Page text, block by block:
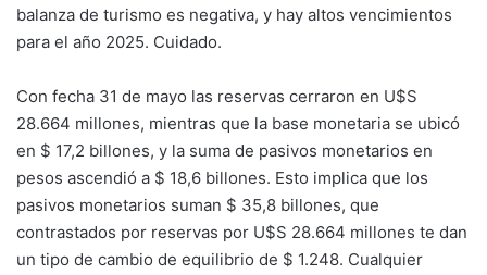
balanza de turismo es negativa, y hay altos vencimientos
para el año 2025. Cuidado.
Con fecha 31 de mayo las reservas cerraron en U$S
28.664 millones, mientras que la base monetaria se ubicó
en $ 17,2 billones, y la suma de pasivos monetarios en
pesos ascendió a $ 18,6 billones. Esto implica que los
pasivos monetarios suman $ 35,8 billones, que
contrastados por reservas por U$S 28.664 millones te dan
un tipo de cambio de equilibrio de $ 1.248. Cualquier